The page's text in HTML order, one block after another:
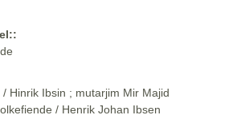
/ Hinrik Ibsin ; mutarjim Mir Majid
/ Henrik Johan Ibsen